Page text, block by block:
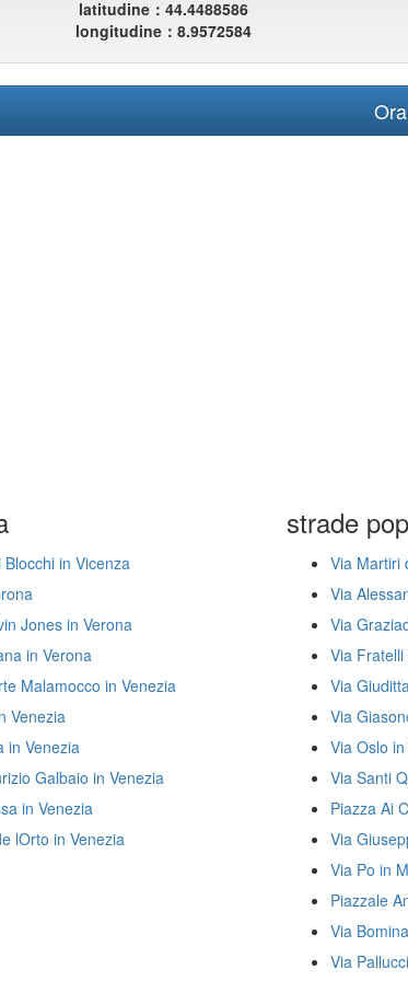
latitudine：44.4488586
longitudine：8.9572584
in Vicenza
Jones in Verona
in Verona
Malamocco in Venezia
Venezia
in Venezia
Galbaio in Venezia
in Venezia
lOrto in Venezia
strade
Via Martiri
Via
Via
Via
Via
Via
Via Oslo
Via Santi
Piazza Ai
Via
Via Po in
Piazzale
Via
Via